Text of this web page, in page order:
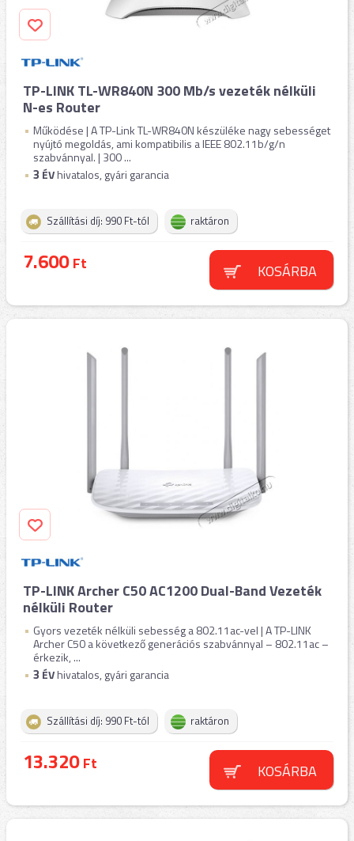
TP-LINK TL-WR840N 300 Mb/s vezeték nélküli
N-es Router
Működése | A TP-Link TL-WR840N készüléke nagy sebességet
nyújtó megoldás, ami kompatibilis a IEEE 802.11b/g/n
szabvánnyal. | 300 ...
3 ÉVhivatalos, gyári garancia
Szállítási díj: 990 Ft-tól raktáron
7.600Ft KOSÁRBA
TP-LINK Archer C50 AC1200 Dual-Band Vezeték
nélküli Router
Gyors vezeték nélküli sebesség a 802.11ac-vel | A TP-LINK
Archer C50 a következő generációs szabvánnyal – 802.11ac –
érkezik, ...
3 ÉVhivatalos, gyári garancia
Szállítási díj: 990 Ft-tól raktáron
13.320Ft KOSÁRBA